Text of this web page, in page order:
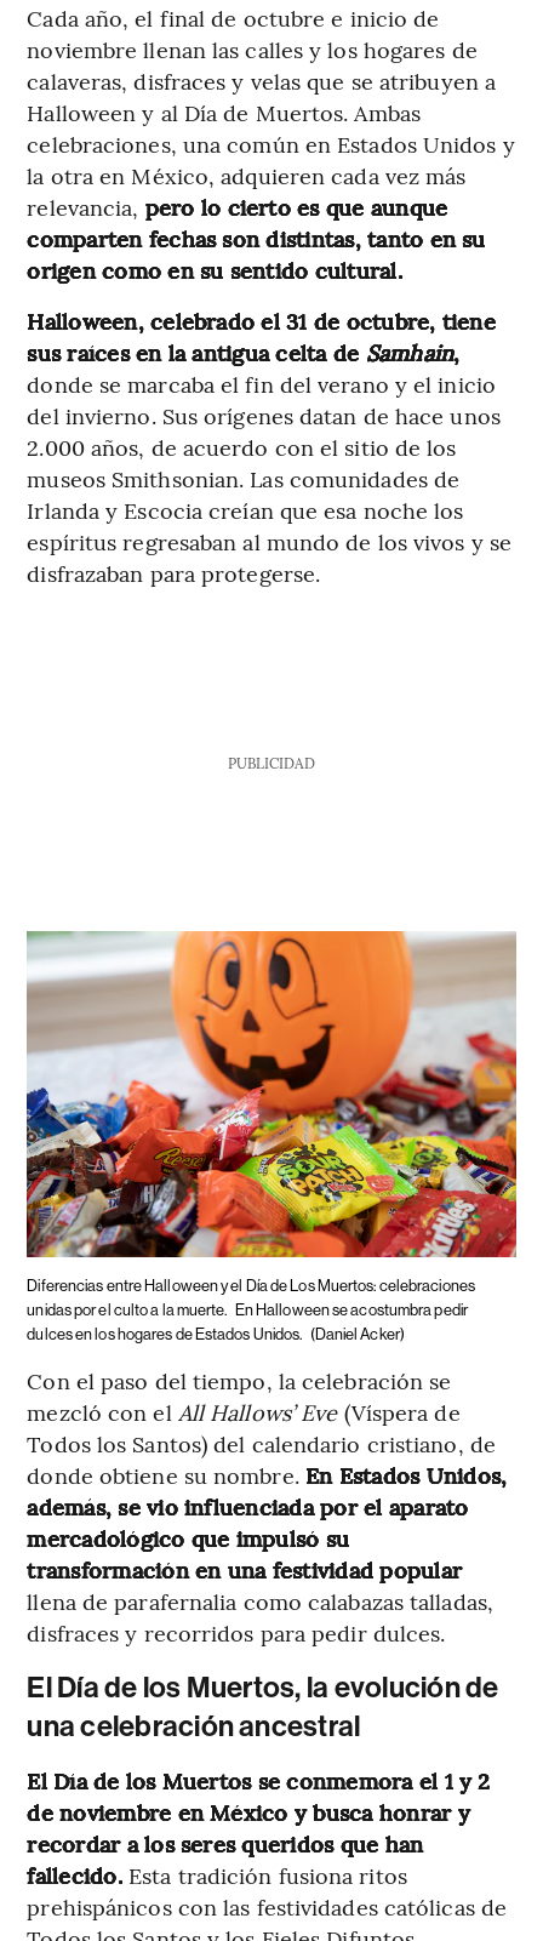
Cada año, el final de octubre e inicio de
noviembre llenan las calles y los hogares de
calaveras, disfraces y velas que se atribuyen a
Halloween y al Día de Muertos. Ambas
celebraciones, una común en Estados Unidos y
la otra en México, adquieren cada vez más
relevancia, pero lo cierto es que aunque
comparten fechas son distintas, tanto en su
origen como en su sentido cultural.
Halloween, celebrado el 31 de octubre, tiene
sus raíces en la antigua celta de Samhain,
donde se marcaba el fin del verano y el inicio
del invierno. Sus orígenes datan de hace unos
2.000 años, de acuerdo con el sitio de los
museos Smithsonian. Las comunidades de
Irlanda y Escocia creían que esa noche los
espíritus regresaban al mundo de los vivos y se
disfrazaban para protegerse.
PUBLICIDAD
Diferencias entre Halloween y el Día de Los Muertos: celebraciones
unidas por el culto a la muerte. En Halloween se acostumbra pedir
dulces en los hogares de Estados Unidos. (Daniel Acker)
Con el paso del tiempo, la celebración se
mezcló con el All Hallows’ Eve(Víspera de
Todos los Santos) del calendario cristiano, de
donde obtiene su nombre. En Estados Unidos,
además, se vio influenciada por el aparato
mercadológico que impulsó su
transformación en una festividad popular
llena de parafernalia como calabazas talladas,
disfraces y recorridos para pedir dulces.
El Día de los Muertos, la evolución de
una celebración ancestral
El Día de los Muertos se conmemora el 1 y 2
de noviembre en México y busca honrar y
recordar a los seres queridos que han
fallecido. Esta tradición fusiona ritos
prehispánicos con las festividades católicas de